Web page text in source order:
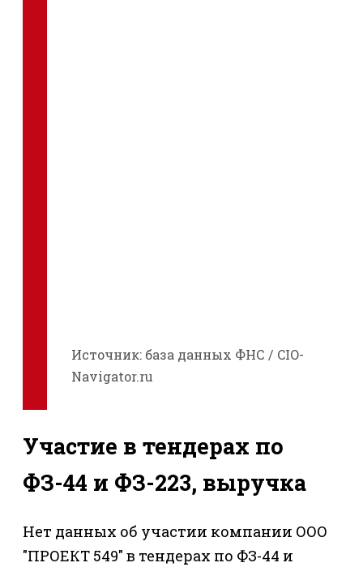
Источник: база данных ФНС / CIO-
Navigator.ru
Участие в тендерах по
ФЗ-44 и ФЗ-223, выручка
Нет данных об участии компании ООО
"ПРОЕКТ 549" в тендерах по ФЗ-44 и